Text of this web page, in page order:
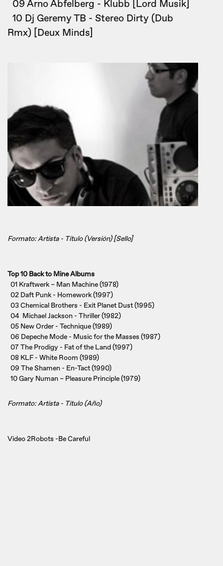
09 Arno Abfelberg - Klubb [Lord Musik]
10 Dj Geremy TB - Stereo Dirty (Dub
Rmx) [Deux Minds]
Formato: Artista - Título (Versión) [Sello]
Top 10 Back to Mine Albums
01 Kraftwerk – Man Machine (1978)
02 Daft Punk - Homework (1997)
03 Chemical Brothers - Exit Planet Dust (1995)
04 Michael Jackson - Thriller (1982)
05 New Order - Technique (1989)
06 Depeche Mode - Music for the Masses (1987)
07 The Prodigy - Fat of the Land (1997)
08 KLF - White Room (1989)
09 The Shamen - En-Tact (1990)
10 Gary Numan – Pleasure Principle (1979)
Formato: Artista - Título (Año)
Video 2Robots -Be Careful